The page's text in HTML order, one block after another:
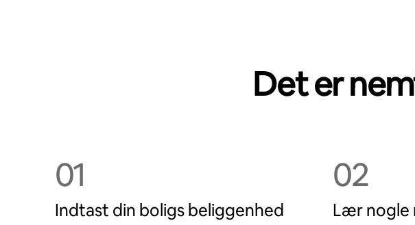
Det er
01
Indtast din boligs beliggenhed
02
Lær nogle